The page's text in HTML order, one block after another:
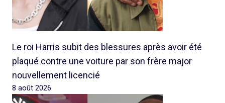
Le roi Harris subit des blessures après avoir été
plaqué contre une voiture par son frère major
nouvellement licencié
8 août 2026